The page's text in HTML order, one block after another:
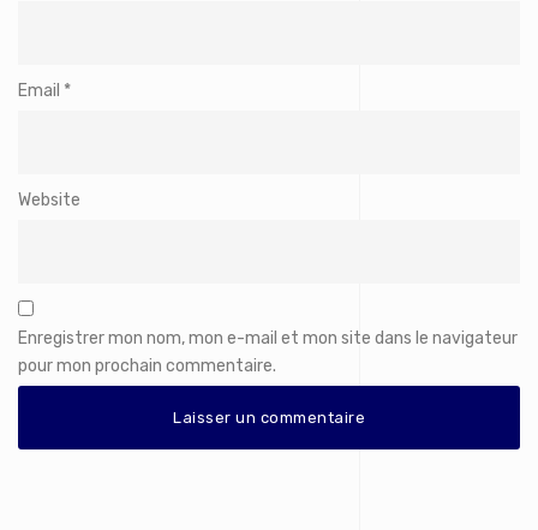
Email *
Website
Enregistrer mon nom, mon e-mail et mon site dans le navigateur
pour mon prochain commentaire.